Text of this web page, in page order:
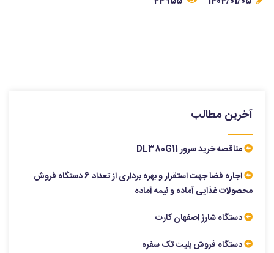
آخرین مطالب
مناقصه خرید سرور DL380G11
اجاره فضا جهت استقرار و بهره برداری از تعداد 6 دستگاه فروش
محصولات غذایی آماده و نیمه آماده
دستگاه شارژ اصفهان کارت
دستگاه فروش بلیت تک سفره